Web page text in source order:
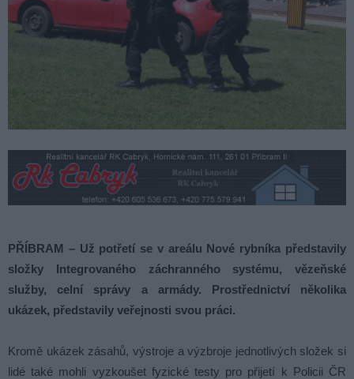
PŘÍBRAM – Už potřetí se v areálu Nové rybníka představily
složky Integrovaného záchranného systému, vězeňské
služby, celní správy a armády. Prostřednictví několika
ukázek, představily veřejnosti svou práci.
Kromě ukázek zásahů, výstroje a výzbroje jednotlivých složek si
lidé také mohli vyzkoušet fyzické testy pro přijetí k Policii ČR